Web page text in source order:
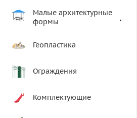
Малые архитектурные
формы
Геопластика
Ограждения
Комплектующие